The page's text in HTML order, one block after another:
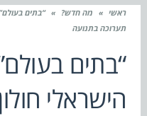
ראשי » מה חדש? » “בתים
תערוכה בתנועה
“בתים
הישראלי